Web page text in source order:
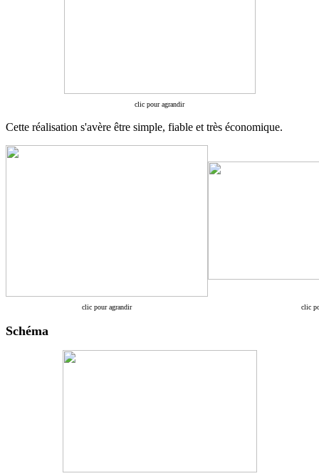
clic pour agrandir
Cette réalisation s'avère être simple, fiable et très économique.
clic pour agrandir clic
Schéma